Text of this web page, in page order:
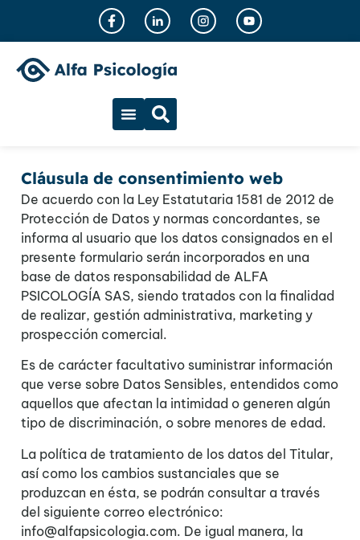
Cláusula de consentimiento web
De acuerdo con la Ley Estatutaria 1581 de 2012 de
Protección de Datos y normas concordantes, se
informa al usuario que los datos consignados en el
presente formulario serán incorporados en una
base de datos responsabilidad de ALFA
PSICOLOGÍA SAS, siendo tratados con la finalidad
de realizar, gestión administrativa, marketing y
prospección comercial.
Es de carácter facultativo suministrar información
que verse sobre Datos Sensibles, entendidos como
aquellos que afectan la intimidad o generen algún
tipo de discriminación, o sobre menores de edad.
La política de tratamiento de los datos del Titular,
así como los cambios sustanciales que se
produzcan en ésta, se podrán consultar a través
del siguiente correo electrónico:
info@alfapsicologia.com. De igual manera, la